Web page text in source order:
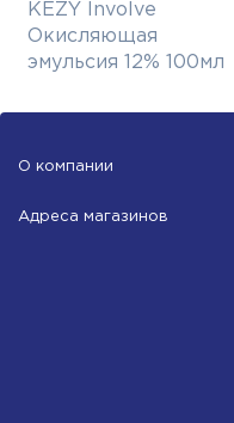
KEZY Involve
Окисляющая
эмульсия 12% 100мл
О компании
Адреса магазинов